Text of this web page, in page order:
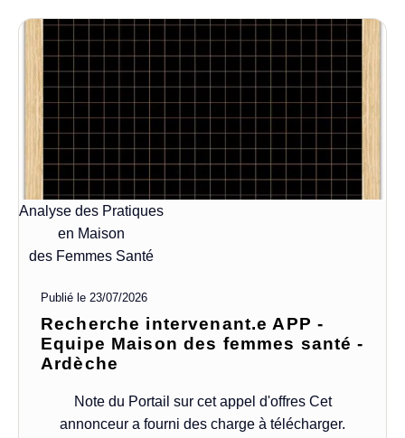
Analyse des Pratiques
en Maison
des Femmes Santé
Publié le 23/07/2026
Recherche intervenant.e APP -
Equipe Maison des femmes santé -
Ardèche
Note du Portail sur cet appel d'offres Cet
annonceur a fourni des charge à télécharger.